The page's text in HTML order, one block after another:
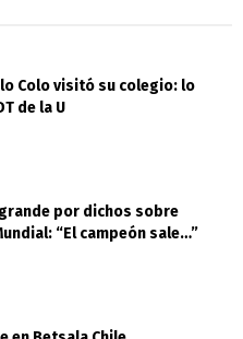
Colo visitó su colegio: lo
de la U
por dichos sobre
“El campeón sale…”